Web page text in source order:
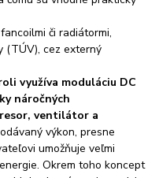
či radiátormi,
(TÚV), cez externý
využíva moduláciu DC
náročných
ventilátor a
výkon, presne
umožňuje veľmi
Okrem toho koncept